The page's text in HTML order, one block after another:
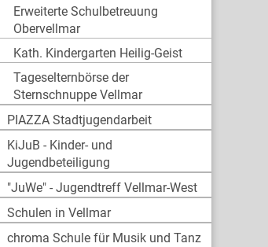
Erweiterte Schulbetreuung
Obervellmar
Kath. Kindergarten Heilig-Geist
Tageselternbörse der
Sternschnuppe Vellmar
PIAZZA Stadtjugendarbeit
KiJuB - Kinder- und
Jugendbeteiligung
"JuWe" - Jugendtreff Vellmar-West
Schulen in Vellmar
chroma Schule für Musik und Tanz